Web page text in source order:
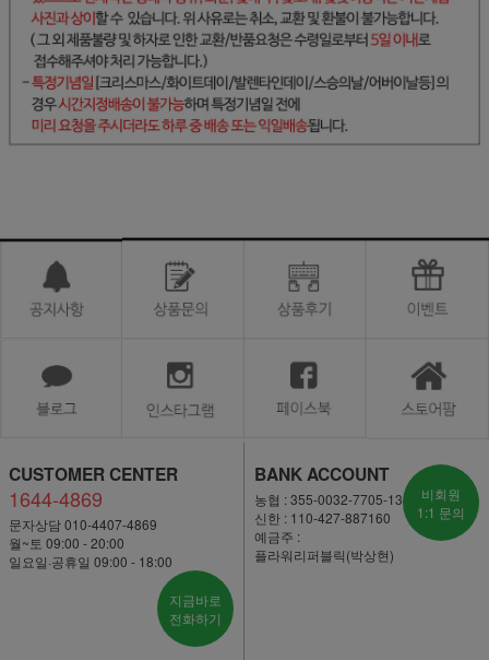
CUSTOMER CENTER
1644-4869
문자상담 010-4407-4869
월~토 09:00 - 20:00
일요일·공휴일 09:00 - 18:00
지금바로
전화하기
BANK ACCOUNT
농협 : 355-0032-7705-13
신한 : 110-427-887160
예금주 :
플라워리퍼블릭(박상현)
비회원
1:1 문의